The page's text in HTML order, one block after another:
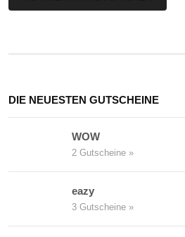
DIE NEUESTEN GUTSCHEINE
WOW
2 Gutscheine »
eazy
3 Gutscheine »